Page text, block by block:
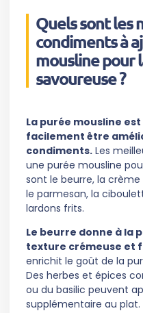
Quels sont les
condiments à
mousline pour
savoureuse ?
La purée mousline
facilement être
condiments. Les
une purée mousline
sont le beurre, la
le parmesan, la
lardons frits.
Le beurre donne à la
texture crémeuse et
enrichit le goût de la
Des herbes et épices
ou du basilic peuvent
supplémentaire au